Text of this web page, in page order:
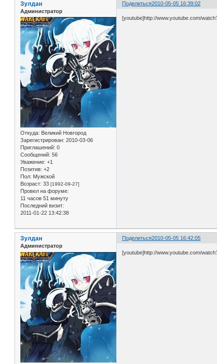
Поделиться2010-05-05 16:39:02
Зулдан
Администратор
Откуда: Великий Новгород
Зарегистрирован: 2010-03-06
Приглашений: 0
Сообщений: 56
Уважение: +1
Позитив: +2
Пол: Мужской
Возраст: 33 [1992-09-27]
Провел на форуме:
11 часов 51 минуту
Последний визит:
2011-01-22 13:42:38
[youtube]http://www.youtube.com/
Поделиться2010-05-05 16:42:05
Зулдан
Администратор
[youtube]http://www.youtube.com/